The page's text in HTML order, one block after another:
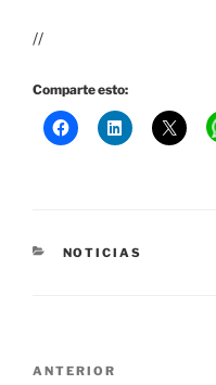
//
Comparte esto:
CATEGORÍAS
NOTICIAS
Navegación
Entrada
ANTERIOR